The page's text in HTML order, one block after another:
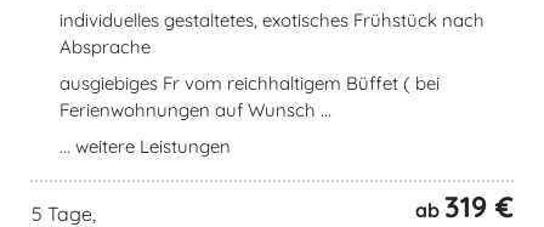
individuelles gestaltetes, exotisches Frühstück nach
Absprache
ausgiebiges Fr vom reichhaltigem Büffet ( bei
Ferienwohnungen auf Wunsch ...
... weitere Leistungen
5 Tage, ab 319 €